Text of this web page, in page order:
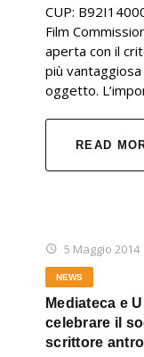
CUP:
Film
aperta con il
più
oggetto.
READ
5 Maggio 2014
NEWS
Mediateca e
celebrare il
scrittore